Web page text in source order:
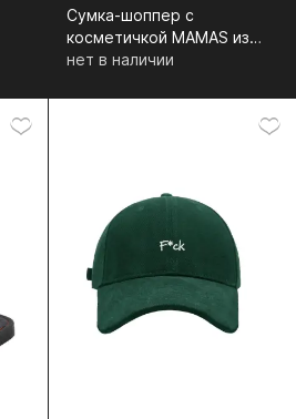
Сумка-шоппер с
косметичкой MAMAS из
натуральной замши
нет в наличии